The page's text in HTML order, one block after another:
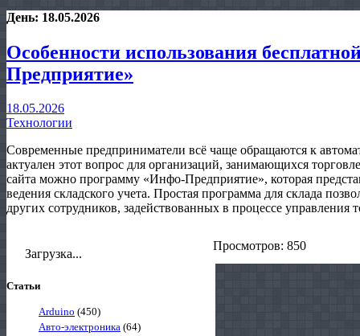
День: 18.05.2026
Особенности использования
Предприятие»
18.05.2026
Технологии
Современные предприниматели всё чаще обращаются к
актуален этот вопрос для организаций, занимающихся
сайта можно программу «Инфо-Предприятие», которая
ведения складского учета. Простая программа для склада
других сотрудников, задействованных в процессе
Загрузка...
Просмотров: 850
Статьи
Arduino (450)
Авто-электроника (64)